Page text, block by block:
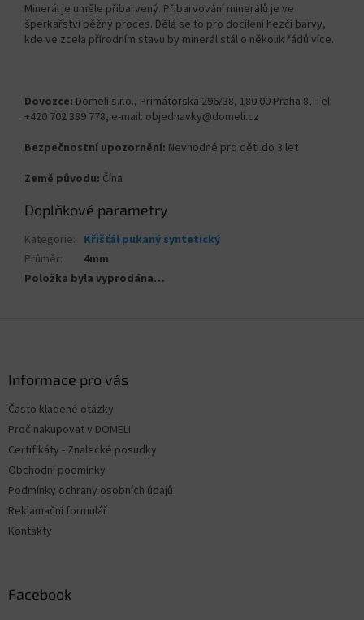
Minerál je uměle přibarvený. Přibarvování minerálů je ve
šperkařství běžný proces. Dělá se to pro docílení hezčí barvy,
kde ve zcela přírodním stavu by minerál stál o několik řádů více.
Dovozce: Domeli s.r.o., Primátorská 296/38, 180 00 Praha 8, Tel
+420 702 389 778, e-mail: objednavky@domeli.cz
Bezpečnostní upozornění: Nevhodné pro děti do 3 let
Země původu: Čína
Doplňkové parametry
Kategorie: Křišťál pukaný syntetický
Průměr:
4mm
Položka byla vyprodána…
Informace pro vás
Často kladené otázky
Proč nakupovat v DOMELI
Certifikáty - Znalecké posudky
Obchodní podmínky
Podmínky ochrany osobních údajů
Reklamační formulář
Kontakty
Facebook